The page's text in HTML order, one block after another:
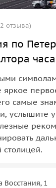
отзыва)
по
часа
яркое
самые
услышите
столицей.
Восстания, 1